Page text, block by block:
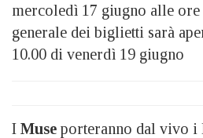
mercoledì 17 giugno alle ore
generale dei biglietti sarà
10.00 di venerdì 19 giugno
I Muse porteranno dal vivo i